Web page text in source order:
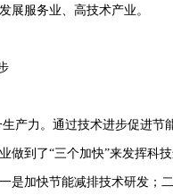
展服务业、高技术产业。
产力。通过技术进步促进节
做到了“三个加快”来发挥科
是加快节能减排技术研发；